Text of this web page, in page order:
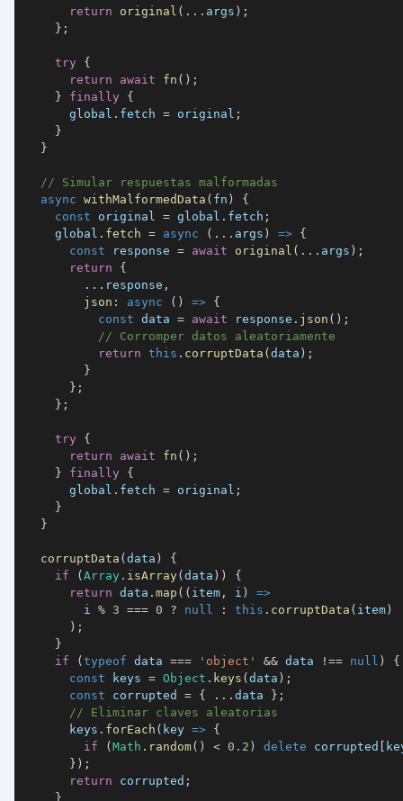
return
original ( ... args ) ;
} ;
try
{
return
await fn ( ) ;
}
finally
{
      global
. fetch = original ;
}
}
// Simular respuestas malformadas
async withMalformedData ( fn )
{
const original = global . fetch ;
    global
. fetch = async ( ... args ) => {
const response = await original ( ... args ) ;
return
{
... response ,
json : async ( ) => {
const data = await response . json ( ) ;
// Corromper datos aleatoriamente
return this . corruptData (data ) ;
}
} ;
} ;
try
{
return
await fn ( ) ;
}
finally
{
      global
. fetch = original ;
}
}
corruptData (data )
{
if
(Array . isArray(data ) )
{
return data . map ( ( item , i )
=>
        i
% 3 === 0 ? null : this . corruptData ( item)
) ;
}
if
(typeof data === 'object' && data !== null )
{
const keys = Object . keys (data ) ;
const corrupted = { ... data } ;
// Eliminar claves aleatorias
      keys
. forEach ( key => {
if
(Math . random( ) < 0.2 ) delete corrupted [
} ) ;
return corrupted ;
}